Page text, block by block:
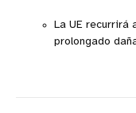
La UE recurrirá
prolongado